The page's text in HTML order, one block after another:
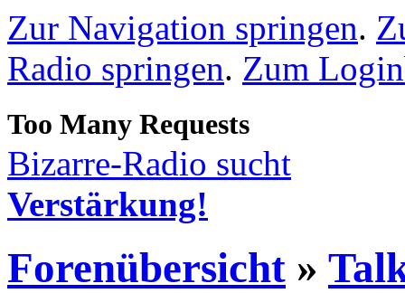
Zur Navigation springen.
Radio springen. Zum
Bizarre-Radio sucht
Verstärkung!
Forenübersicht »